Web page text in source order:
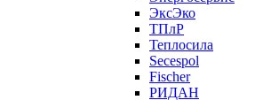
ЭксЭко
ТПлР
Теплосила
Secespol
Fischer
РИДАН